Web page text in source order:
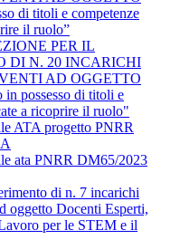
di titoli e competenze
il ruolo”
PER IL
DI N. 20 INCARICHI
AD OGGETTO
in possesso di titoli e
a ricoprire il ruolo"
ATA progetto PNRR
ata PNRR DM65/2023
di n. 7 incarichi
oggetto Docenti Esperti,
per le STEM e il